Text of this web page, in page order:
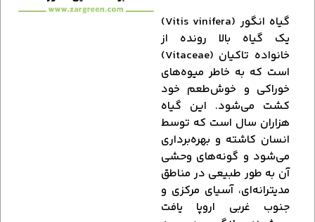
گیاه انگور (Vitis vinifera)
یک گیاه بالا رونده از
خانواده تاکیان (Vitaceae)
است که به خاطر میوه‌های
خوراکی و خوش‌طعم خود
کشت می‌شود. این گیاه
هزاران سال است که توسط
انسان کاشته و بهره‌برداری
می‌شود و گونه‌های وحشی
آن به طور طبیعی در مناطق
مدیترانه‌ای، آسیای مرکزی و
جنوب غربی اروپا یافت